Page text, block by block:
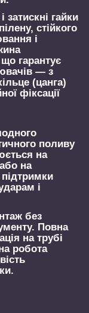
затискні гайки
стійкого
і
гарантує
— з
(цанга)
фіксації
поливу
на
на
і
без
Повна
на трубі
робота